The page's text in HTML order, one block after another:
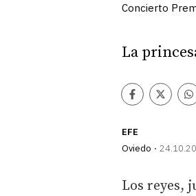
Concierto
La
Facebook
Comentarios
EFE
Oviedo
Los reyes,